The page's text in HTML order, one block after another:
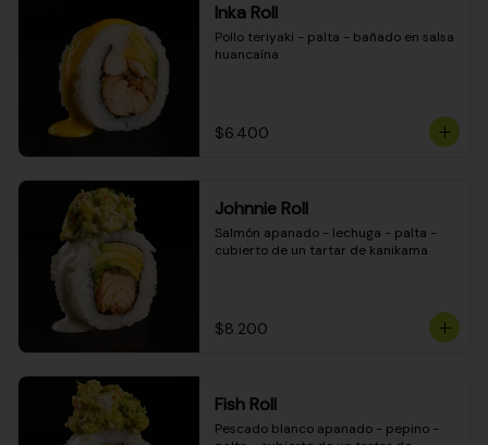
Inka Roll
Pollo teriyaki - palta - bañado en salsa
huancaína
$6.400
Johnnie Roll
Salmón apanado - lechuga - palta -
cubierto de un tartar de kanikama
$8.200
Fish Roll
Pescado blanco apanado - pepino -